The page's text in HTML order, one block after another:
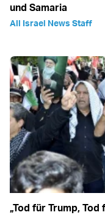
und Samaria
All Israel News Staff
„Tod für Trump,